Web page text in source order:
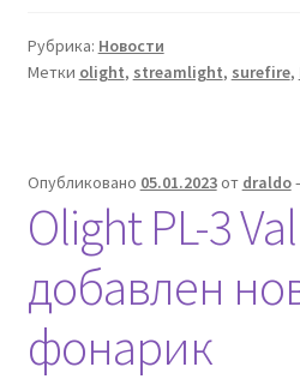
Рубрика: Новости
Метки olight, streamlight, surefire,
Опубликовано 05.01.2023от draldo
Olight PL-3
добавлен
фонарик